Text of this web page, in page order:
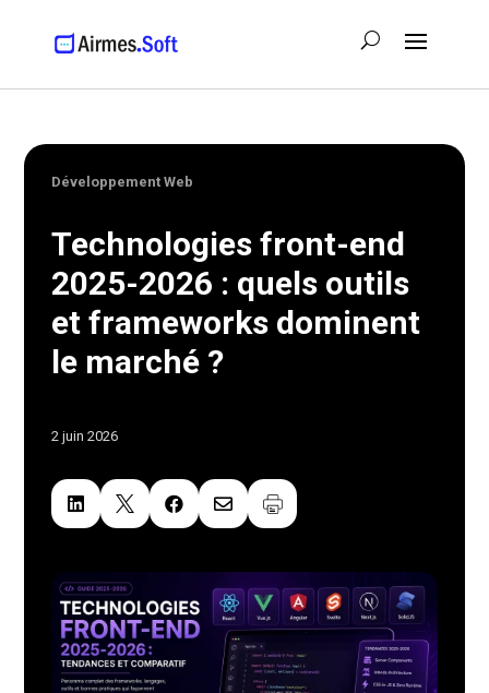
Développement Web
Technologies front-end
2025-2026 : quels outils
et frameworks dominent
le marché ?
2 juin 2026
   